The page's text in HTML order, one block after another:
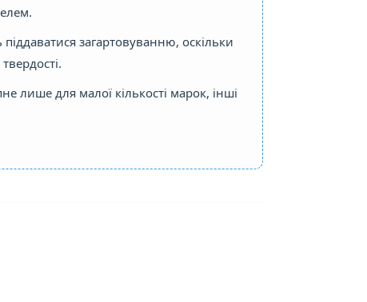
загартовуванню, оскільки
лише для малої кількості марок, інші